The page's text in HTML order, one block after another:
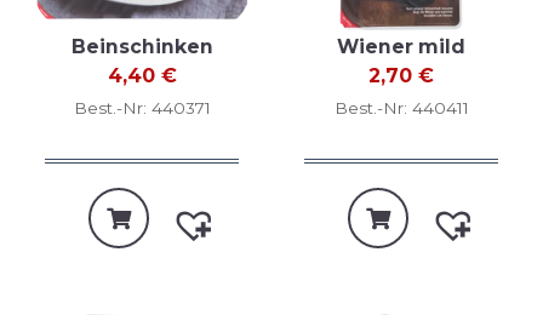
Medizinprodukte
Beinschinken
4,40 €
Best.-Nr: 440371
Wiener mild
2,70 €
Best.-Nr: 440411